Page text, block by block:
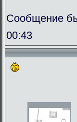
Сообщение
00:43